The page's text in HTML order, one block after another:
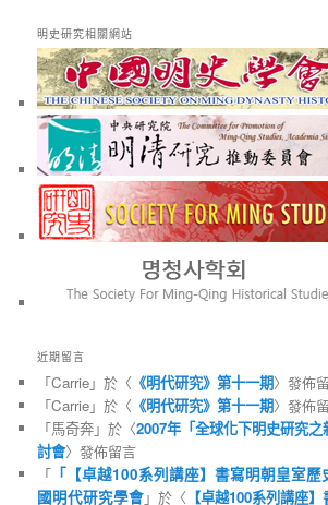
明史研究相關網站
近期留言
「Carrie」於〈 《明代研究》第十一期〉發佈
「Carrie」於〈 《明代研究》第十一期〉發佈
「馬奇奔」於〈2007年「全球化下明史研究
討會〉發佈留言
「 「【卓越100系列講座】書寫明朝皇室
國明代研究學會」於〈 【卓越100系列講座